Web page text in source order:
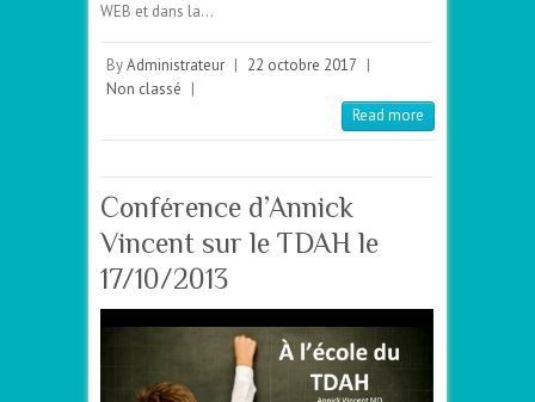
WEB et dans la…
ByAdministrateur 22 octobre 2017
Non classé
Read more
Conférence d’Annick
Vincent sur le TDAH le
17/10/2013